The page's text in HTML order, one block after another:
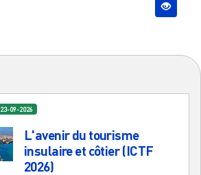
23-09-2026
L'avenir du tourisme
insulaire et côtier (ICTF
2026)